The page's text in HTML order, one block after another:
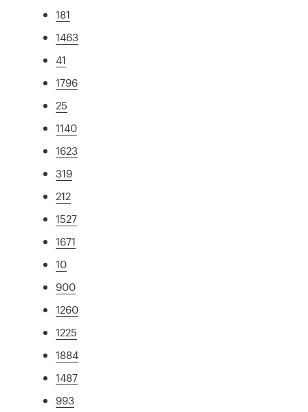
181
1463
41
1796
25
1140
1623
319
212
1527
1671
10
900
1260
1225
1884
1487
993